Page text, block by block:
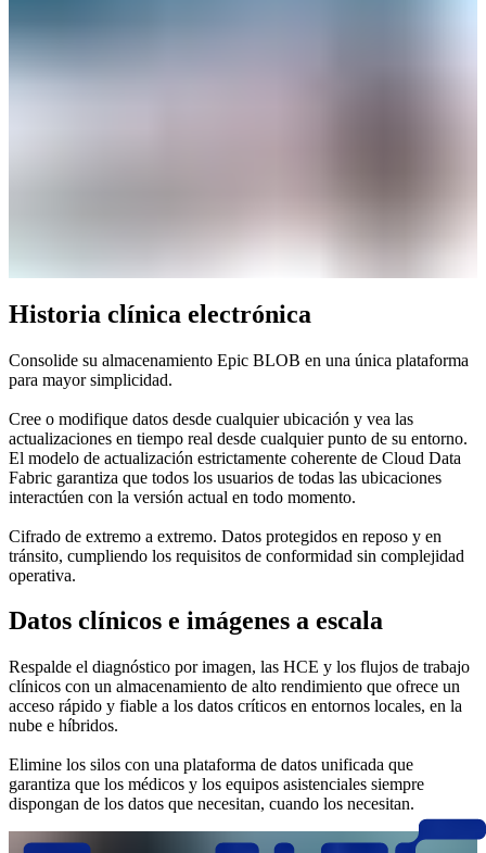
Historia clínica electrónica
Consolide su almacenamiento Epic BLOB en una única plataforma
para mayor simplicidad.
Cree o modifique datos desde cualquier ubicación y vea las
actualizaciones en tiempo real desde cualquier punto de su entorno.
El modelo de actualización estrictamente coherente de Cloud Data
Fabric garantiza que todos los usuarios de todas las ubicaciones
interactúen con la versión actual en todo momento.
Cifrado de extremo a extremo. Datos protegidos en reposo y en
tránsito, cumpliendo los requisitos de conformidad sin complejidad
operativa.
Datos clínicos e imágenes a escala
Respalde el diagnóstico por imagen, las HCE y los flujos de trabajo
clínicos con un almacenamiento de alto rendimiento que ofrece un
acceso rápido y fiable a los datos críticos en entornos locales, en la
nube e híbridos.
Elimine los silos con una plataforma de datos unificada que
garantiza que los médicos y los equipos asistenciales siempre
dispongan de los datos que necesitan, cuando los necesitan.